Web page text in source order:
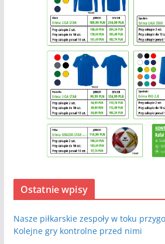
Ostatnie wpisy
Nasze piłkarskie zespoły w toku
Kolejne gry kontrolne przed nimi